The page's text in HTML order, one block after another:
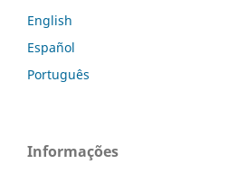
English
Español
Português
Informações